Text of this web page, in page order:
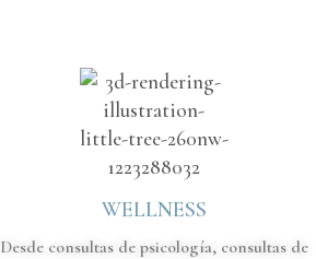
WELLNESS
Desde consultas de psicología, consultas de